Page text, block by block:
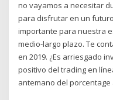
no vayamos a necesitar
para disfrutar en un
importante para nuestra
medio-largo plazo. Te
en 2019. ¿Es arriesgado
positivo del trading en
antemano del porcentage